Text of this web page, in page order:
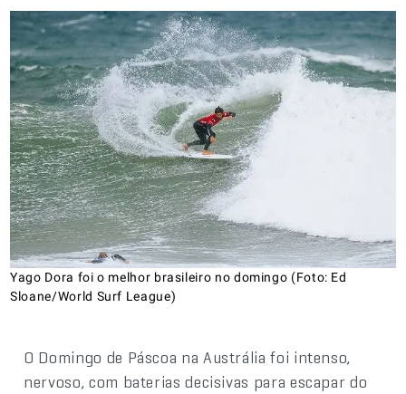
Yago Dora foi o melhor brasileiro no domingo (Foto: Ed
Sloane/World Surf League)
O Domingo de Páscoa na Austrália foi intenso,
nervoso, com baterias decisivas para escapar do